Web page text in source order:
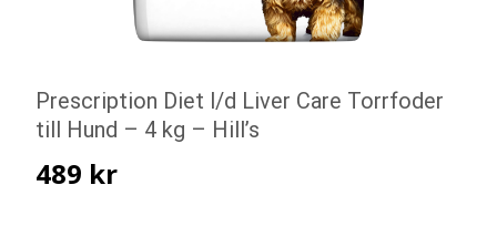
Prescription Diet l/d Liver Care Torrfoder
till Hund – 4 kg – Hill’s
489 kr